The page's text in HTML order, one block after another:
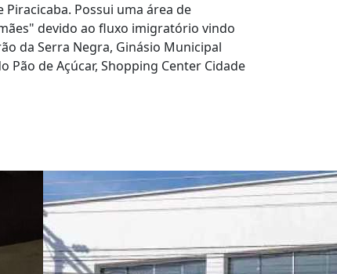
Possui uma área de
devido ao fluxo imigratório vindo
da Serra Negra, Ginásio Municipal
de Açúcar, Shopping Center Cidade